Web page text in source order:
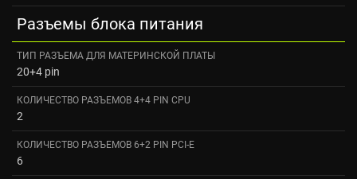
Разъемы блока питания
ТИП РАЗЪЕМА ДЛЯ МАТЕРИНСКОЙ ПЛАТЫ
20+4 pin
КОЛИЧЕСТВО РАЗЪЕМОВ 4+4 PIN CPU
2
КОЛИЧЕСТВО РАЗЪЕМОВ 6+2 PIN PCI-E
6